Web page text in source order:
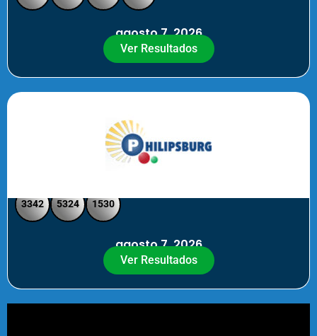
agosto 7, 2026
Ver Resultados
3342 5324 1530
agosto 7, 2026
Ver Resultados